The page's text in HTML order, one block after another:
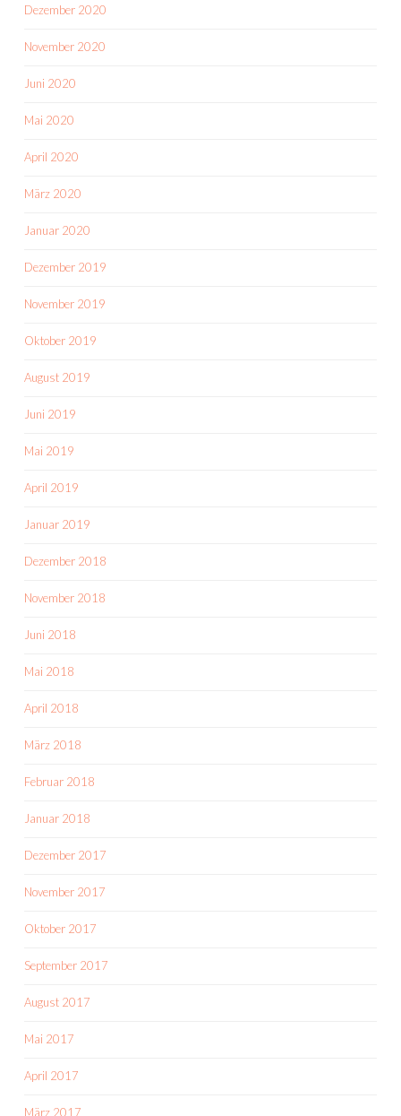
Dezember 2020
November 2020
Juni 2020
Mai 2020
April 2020
März 2020
Januar 2020
Dezember 2019
November 2019
Oktober 2019
August 2019
Juni 2019
Mai 2019
April 2019
Januar 2019
Dezember 2018
November 2018
Juni 2018
Mai 2018
April 2018
März 2018
Februar 2018
Januar 2018
Dezember 2017
November 2017
Oktober 2017
September 2017
August 2017
Mai 2017
April 2017
März 2017